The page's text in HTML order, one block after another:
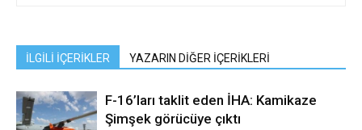
İLGİLİ İÇERİKLER YAZARIN DİĞER İÇERİKLERİ
F-16’ları taklit eden İHA: Kamikaze
Şimşek görücüye çıktı